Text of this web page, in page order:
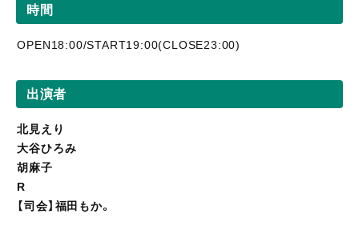
時間
OPEN18:00/START19:00(CLOSE23:00)
出演者
北見えり
大谷ひろみ
胡麻子
R
【司会】福田もか。